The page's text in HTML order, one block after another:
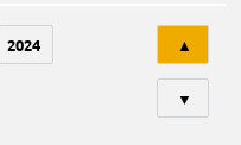
2024 ▲
▼